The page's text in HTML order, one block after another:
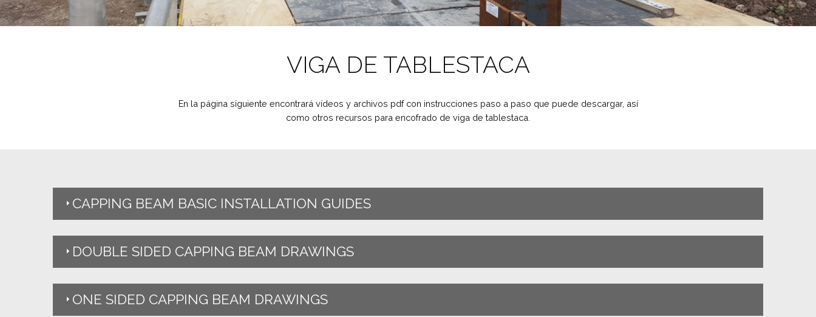
VIGA DE TABLESTACA
En la página siguiente encontrará vídeos y archivos pdf con instrucciones paso a paso que puede descargar, así
como otros recursos para encofrado de viga de tablestaca.
CAPPING BEAM BASIC INSTALLATION GUIDES
DOUBLE SIDED CAPPING BEAM DRAWINGS
ONE SIDED CAPPING BEAM DRAWINGS